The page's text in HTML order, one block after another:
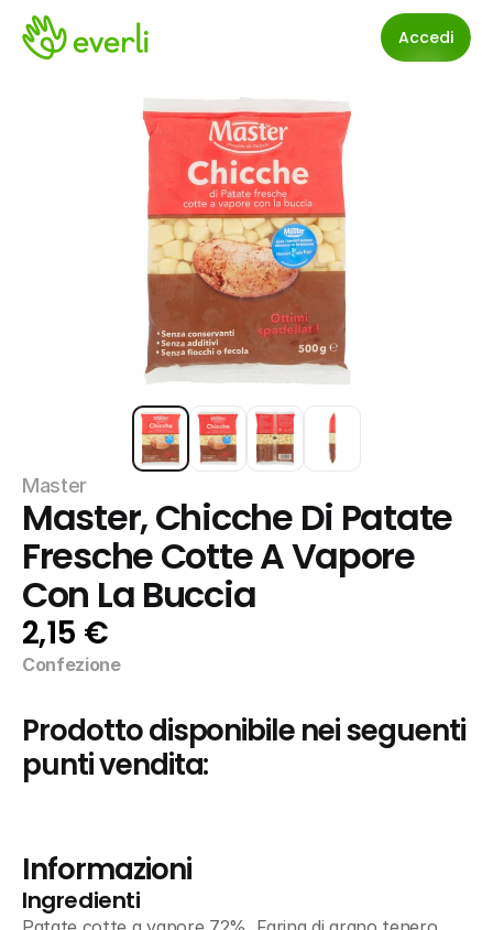
Accedi
Master
Master, Chicche Di Patate
Fresche Cotte A Vapore
Con La Buccia
2,15 €
Confezione
Prodotto disponibile nei seguenti
punti vendita:
Informazioni
Ingredienti